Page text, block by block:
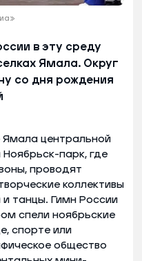
в эту среду
Ямала. Округ
со дня рождения
центральной
парк, где
проводят
коллективы
танцы. Гимн России
спели ноябрьские
спорте или
общество